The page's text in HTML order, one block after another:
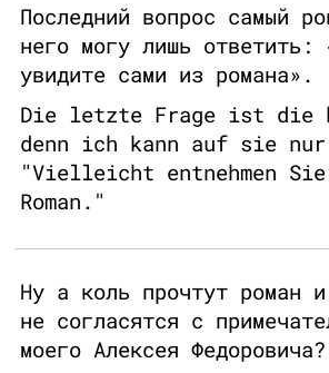
Последний вопрос самый
него могу лишь ответить:
увидите сами из романа».
Die letzte Frage ist die
denn ich kann auf sie
"Vielleicht entnehmen Sie
Roman."
Ну а коль прочтут роман
не согласятся с
моего Алексея Федоровича?